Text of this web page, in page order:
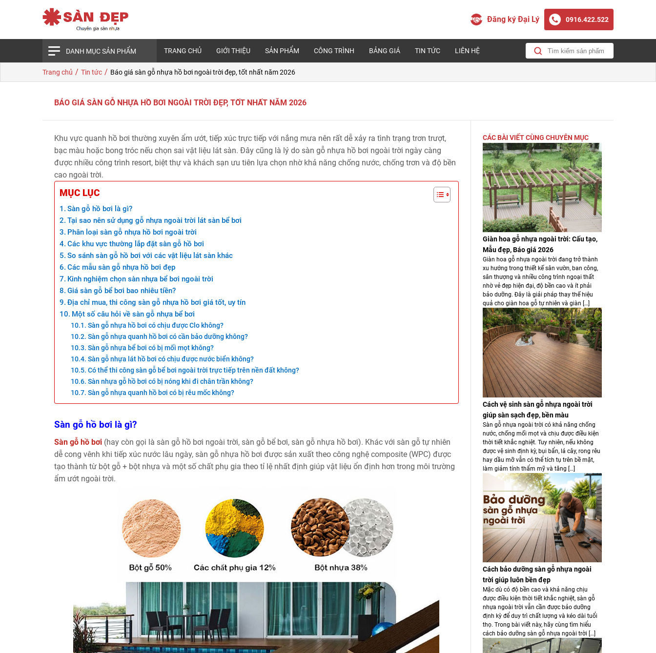
Đăng ký Đại Lý 0916.422.522
DANH MỤC SẢN PHẨM TRANG CHỦ GIỚI THIỆU SẢN PHẨM CÔNG TRÌNH BẢNG GIÁ TIN TỨC LIÊN HỆ
Trang chủ / Tin tức / Báo giá sàn gỗ nhựa hồ bơi ngoài trời đẹp, tốt nhất năm 2026
BÁO GIÁ SÀN GỖ NHỰA HỒ BƠI NGOÀI TRỜI ĐẸP, TỐT NHẤT NĂM 2026
Khu vực quanh hồ bơi thường xuyên ẩm ướt, tiếp xúc trực tiếp với nắng mưa nên rất dễ xảy ra tình trạng trơn trượt,
bạc màu hoặc bong tróc nếu chọn sai vật liệu lát sàn. Đây cũng là lý do sàn gỗ nhựa hồ bơi ngoài trời ngày càng
được nhiều công trình resort, biệt thự và khách sạn ưu tiên lựa chọn nhờ khả năng chống nước, chống trơn và độ bền
cao ngoài trời.
MỤC LỤC
Sàn gỗ hồ bơi là gì?
Tại sao nên sử dụng gỗ nhựa ngoài trời lát sàn bể bơi
Phân loại sàn gỗ nhựa hồ bơi ngoài trời
Các khu vực thường lắp đặt sàn gỗ hồ bơi
So sánh sàn gỗ hồ bơi với các vật liệu lát sàn khác
Các mẫu sàn gỗ nhựa hồ bơi đẹp
Kinh nghiệm chọn sàn nhựa bể bơi ngoài trời
Giá sàn gỗ bể bơi bao nhiêu tiền?
Địa chỉ mua, thi công sàn gỗ nhựa hồ bơi giá tốt, uy tín
Một số câu hỏi về sàn gỗ nhựa bể bơi
Sàn gỗ nhựa hồ bơi có chịu được Clo không?
Sàn gỗ nhựa quanh hồ bơi có cần bảo dưỡng không?
Sàn gỗ nhựa bể bơi có bị mối mọt không?
Sàn gỗ nhựa lát hồ bơi có chịu được nước biển không?
Có thể thi công sàn gỗ bể bơi ngoài trời trực tiếp trên nền đất không?
Sàn nhựa gỗ hồ bơi có bị nóng khi đi chân trần không?
Sàn gỗ nhựa quanh hồ bơi có bị rêu mốc không?
Sàn gỗ hồ bơi là gì?
Sàn gỗ hồ bơi (hay còn gọi là sàn gỗ hồ bơi ngoài trời, sàn gỗ bể bơi, sàn gỗ nhựa hồ bơi). Khác với sàn gỗ tự nhiên
dễ cong vênh khi tiếp xúc nước lâu ngày, sàn gỗ nhựa hồ bơi được sản xuất theo công nghệ composite (WPC) được
tạo thành từ bột gỗ + bột nhựa và một số chất phụ gia theo tỉ lệ nhất định giúp vật liệu ổn định hơn trong môi trường
ẩm ướt ngoài trời.
CÁC BÀI VIẾT CÙNG CHUYÊN MỤC
Giàn hoa gỗ nhựa ngoài trời: Cấu tạo,
Mẫu đẹp, Báo giá 2026
Giàn hoa gỗ nhựa ngoài trời đang trở thành
xu hướng trong thiết kế sân vườn, ban công,
sân thượng và nhiều công trình ngoại thất
nhờ vẻ đẹp hiện đại, độ bền cao và ít phải
bảo dưỡng. Đây là giải pháp thay thế hiệu
quả cho giàn hoa gỗ tự nhiên và giàn […]
Cách vệ sinh sàn gỗ nhựa ngoài trời
giúp sàn sạch đẹp, bền màu
Sàn gỗ nhựa ngoài trời có khả năng chống
nước, chống mối mọt và chịu được điều kiện
thời tiết khắc nghiệt. Tuy nhiên, nếu không
được vệ sinh định kỳ, bụi bẩn, lá cây, rong rêu
hay dầu mỡ vẫn có thể tích tụ trên bề mặt,
làm giảm tính thẩm mỹ và tăng […]
Cách bảo dưỡng sàn gỗ nhựa ngoài
trời giúp luôn bền đẹp
Mặc dù có độ bền cao và khả năng chịu
được điều kiện thời tiết khắc nghiệt, sàn gỗ
nhựa ngoài trời vẫn cần được bảo dưỡng
định kỳ để duy trì chất lượng và kéo dài tuổi
thọ. Trong bài viết này, hãy cùng tìm hiểu
cách bảo dưỡng sàn gỗ nhựa ngoài trời […]